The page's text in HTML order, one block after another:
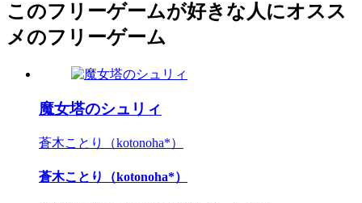
このフリーゲームが好きな人にオスス
メのフリーゲーム
魔女塔のシュリィ
蒼木ことり（kotonoha*）
蒼木ことり（kotonoha*）